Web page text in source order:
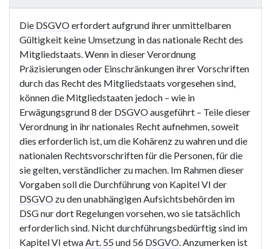
Die DSGVOerfordert aufgrund ihrer unmittelbaren
Gültigkeit keine Umsetzung in das nationale Recht des
Mitgliedstaats. Wenn in dieser Verordnung
Präzisierungen oder Einschränkungen ihrer Vorschriften
durch das Recht des Mitgliedstaats vorgesehen sind,
können die Mitgliedstaaten jedoch – wie in
Erwägungsgrund 8 der DSGVOausgeführt – Teile dieser
Verordnung in ihr nationales Recht aufnehmen, soweit
dies erforderlich ist, um die Kohärenz zu wahren und die
nationalen Rechtsvorschriften für die Personen, für die
sie gelten, verständlicher zu machen. Im Rahmen dieser
Vorgaben soll die Durchführung von Kapitel VI der
DSGVO zu den unabhängigen Aufsichtsbehörden im
DSGnur dort Regelungen vorsehen, wo sie tatsächlich
erforderlich sind. Nicht durchführungsbedürftig sind im
Kapitel VI etwaArt. 55und 56 DSGVO. Anzumerken ist